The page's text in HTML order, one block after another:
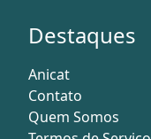
Destaques
Anicat
Contato
Quem Somos